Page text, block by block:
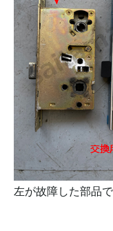
左が故障した部品